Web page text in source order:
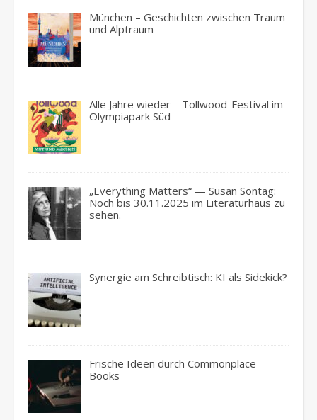
München – Geschichten zwischen Traum
und Alptraum
Alle Jahre wieder – Tollwood-Festival im
Olympiapark Süd
„Everything Matters“ — Susan Sontag:
Noch bis 30.11.2025 im Literaturhaus zu
sehen.
Synergie am Schreibtisch: KI als Sidekick?
Frische Ideen durch Commonplace-
Books